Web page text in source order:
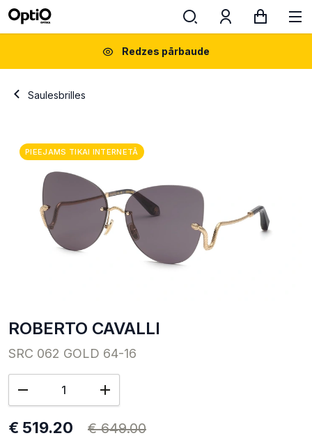
Redzes pārbaude
Saulesbrilles
PIEEJAMS TIKAI INTERNETĀ
ROBERTO CAVALLI
SRC 062 GOLD 64-16
€ 519.20 € 649.00